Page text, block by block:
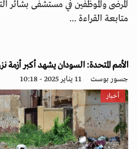
المرضى والموظفين في مستشفى بشائر
متابعة القراءة ...
الأمم المتحدة: السودان يشهد أكبر أزمة
جسور بوست 11 يناير 2025 - 10:18
أخبار